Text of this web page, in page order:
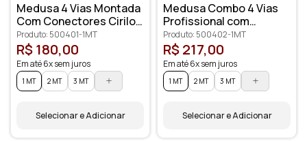
Medusa 4 Vias Montada
Com Conectores Cirilo
Cabos
Produto: 500401-1MT
R$ 180,00
Em até 6x sem juros
1 MT 2 MT 3 MT
Selecionar e Adicionar
Medusa Combo 4 Vias
Profissional com
Conectores XLR
Anilhados
Produto: 500402-1MT
R$ 217,00
Em até 6x sem juros
1 MT 2 MT 3 MT
Selecionar e Adicionar